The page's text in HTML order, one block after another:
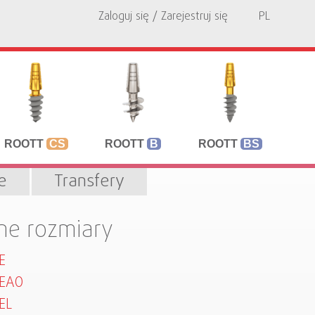
Zaloguj się / Zarejestruj się PL
ROOTT CS ROOTT B ROOTT BS
Transfery
rozmiary